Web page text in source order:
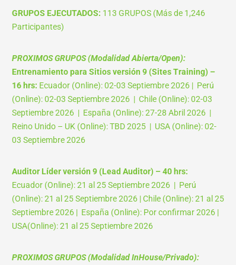
GRUPOS EJECUTADOS: 113 GRUPOS (Más de 1,246
Participantes)
PROXIMOS GRUPOS (Modalidad Abierta/Open):
Entrenamiento para Sitios versión 9 (Sites Training) –
16 hrs: Ecuador (Online): 02-03 Septiembre 2026 | Perú
(Online): 02-03 Septiembre 2026 | Chile (Online): 02-03
Septiembre 2026 | España (Online): 27-28 Abril 2026 |
Reino Unido – UK (Online): TBD 2025 | USA (Online): 02-
03 Septiembre 2026
Auditor Líder versión 9 (Lead Auditor) – 40 hrs:
Ecuador (Online): 21 al 25 Septiembre 2026 | Perú
(Online): 21 al 25 Septiembre 2026 | Chile (Online): 21 al 25
Septiembre 2026 | España (Online): Por confirmar 2026 |
USA(Online): 21 al 25 Septiembre 2026
PROXIMOS GRUPOS (Modalidad InHouse/Privado):